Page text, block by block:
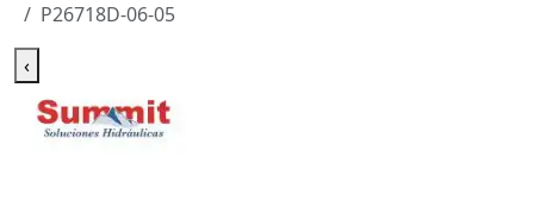
P26718D-06-05
‹